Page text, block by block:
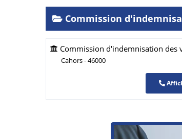
Commission
Commission d'indemnisation des
Cahors - 46000